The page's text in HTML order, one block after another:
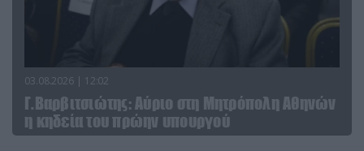
03.08.2026 | 12:02
Γ.Βαρβιτσιώτης: Aύριο στη Μητρόπολη Αθηνών
η κηδεία του πρώην υπουργού